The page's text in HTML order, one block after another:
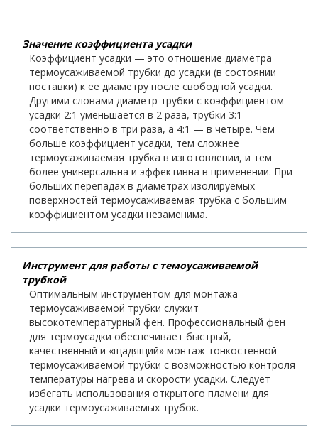
Значение коэффициента усадки
Коэффициент усадки — это отношение диаметра
термоусаживаемой трубки до усадки (в состоянии
поставки) к ее диаметру после свободной усадки.
Другими словами диаметр трубки с коэффициентом
усадки 2:1 уменьшается в 2 раза, трубки 3:1 -
соответственно в три раза, а 4:1 — в четыре. Чем
больше коэффициент усадки, тем сложнее
термоусаживаемая трубка в изготовлении, и тем
более универсальна и эффективна в применении. При
больших перепадах в диаметрах изолируемых
поверхностей термоусаживаемая трубка с большим
коэффициентом усадки незаменима.
Инструмент для работы с темоусаживаемой
трубкой
Оптимальным инструментом для монтажа
термоусаживаемой трубки служит
высокотемпературный фен. Профессиональный фен
для термоусадки обеспечивает быстрый,
качественный и «щадящий» монтаж тонкостенной
термоусаживаемой трубки с возможностью контроля
температуры нагрева и скорости усадки. Следует
избегать использования открытого пламени для
усадки термоусаживаемых трубок.